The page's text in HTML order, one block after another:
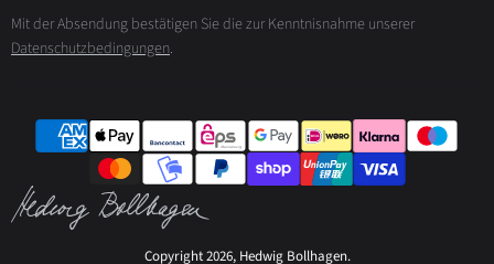
Mit der Absendung bestätigen Sie die zur Kenntnisnahme unserer
Datenschutzbedingungen.
Copyright 2026, Hedwig Bollhagen.